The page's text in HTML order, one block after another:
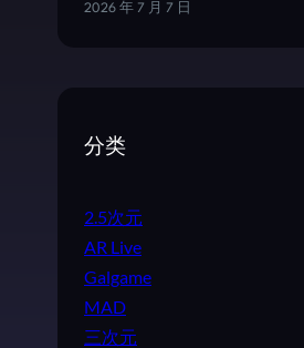
2026 年 7 月 7 日
分类
2.5次元
AR Live
Galgame
MAD
三次元